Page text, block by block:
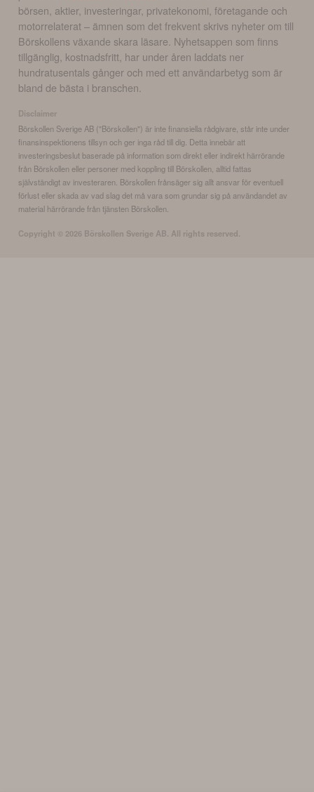
börsen, aktier, investeringar, privatekonomi, företagande och
motorrelaterat – ämnen som det frekvent skrivs nyheter om till
Börskollens växande skara läsare. Nyhetsappen som finns
tillgänglig, kostnadsfritt, har under åren laddats ner
hundratusentals gånger och med ett användarbetyg som är
bland de bästa i branschen.
Disclaimer
Börskollen Sverige AB ("Börskollen") är inte finansiella rådgivare, står inte under
finansinspektionens tillsyn och ger inga råd till dig. Detta innebär att
investeringsbeslut baserade på information som direkt eller indirekt härrörande
från Börskollen eller personer med koppling till Börskollen, alltid fattas
självständigt av investeraren. Börskollen frånsäger sig allt ansvar för eventuell
förlust eller skada av vad slag det må vara som grundar sig på användandet av
material härrörande från tjänsten Börskollen.
Copyright © 2026 Börskollen Sverige AB. All rights reserved.